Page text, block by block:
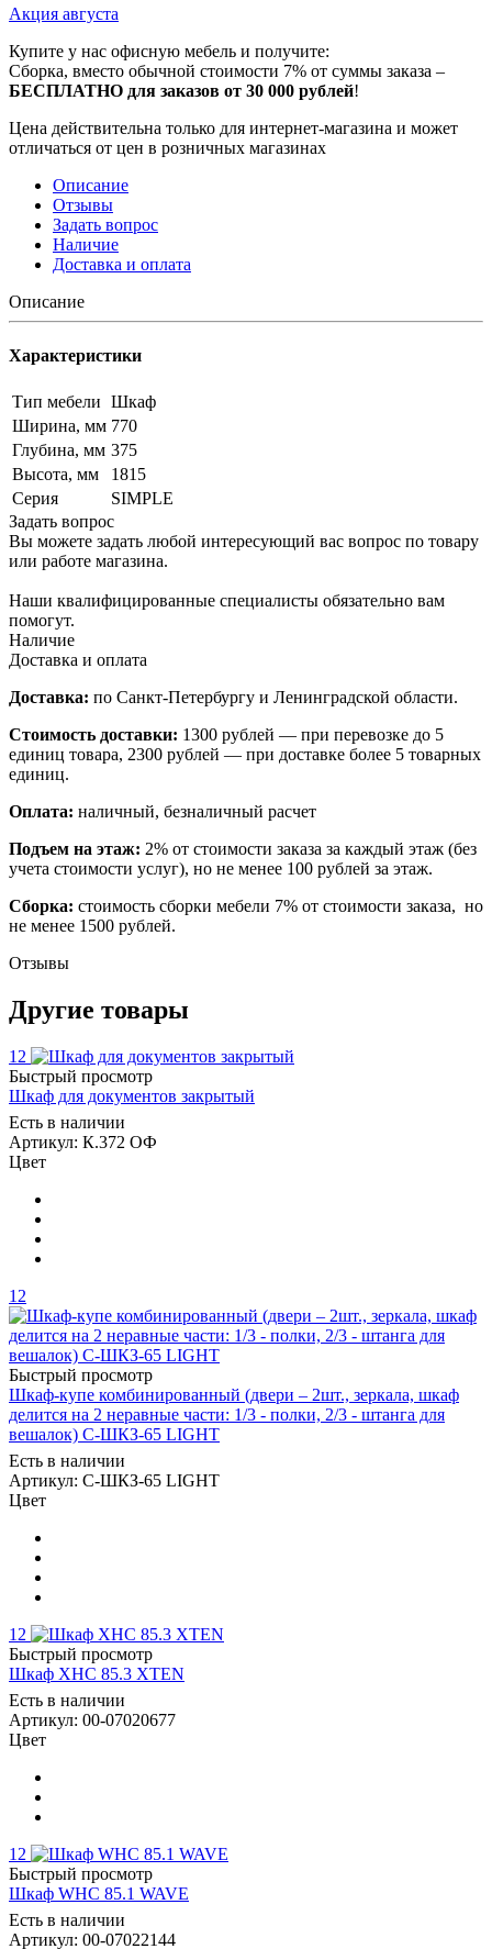
Акция августа
Купите у нас офисную мебель и получите:
Сборка, вместо обычной стоимости 7% от суммы заказа –
БЕСПЛАТНО для заказов от 30 000 рублей!
Цена действительна только для интернет-магазина и может
отличаться от цен в розничных магазинах
Описание
Отзывы
Задать вопрос
Наличие
Доставка и оплата
Описание
Характеристики
Тип мебели Шкаф
Ширина, мм 770
Глубина, мм 375
Высота, мм
1815
Серия
SIMPLE
Задать вопрос
Вы можете задать любой интересующий вас вопрос по товару
или работе магазина.
Наши квалифицированные специалисты обязательно вам
помогут.
Наличие
Доставка и оплата
Доставка: по Санкт-Петербургу и Ленинградской области.
Стоимость доставки: 1300 рублей — при перевозке до 5
единиц товара, 2300 рублей — при доставке более 5 товарных
единиц.
Оплата: наличный, безналичный расчет
Подъем на этаж: 2% от стоимости заказа за каждый этаж (без
учета стоимости услуг), но не менее 100 рублей за этаж.
Сборка: стоимость сборки мебели 7% от стоимости заказа, но
не менее 1500 рублей.
Отзывы
Другие товары
12
Быстрый просмотр
Шкаф для документов закрытый
Есть в наличии
Артикул: К.372 ОФ
Цвет
12
Быстрый просмотр
Шкаф-купе комбинированный (двери – 2шт., зеркала, шкаф
делится на 2 неравные части: 1/3 - полки, 2/3 - штанга для
вешалок) С-ШКЗ-65 LIGHT
Есть в наличии
Артикул: С-ШКЗ-65 LIGHT
Цвет
12
Быстрый просмотр
Шкаф XHC 85.3 XTEN
Есть в наличии
Артикул: 00-07020677
Цвет
12
Быстрый просмотр
Шкаф WHC 85.1 WAVE
Есть в наличии
Артикул: 00-07022144